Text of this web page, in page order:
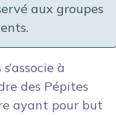
aux groupes
à
des Pépites
ayant pour but